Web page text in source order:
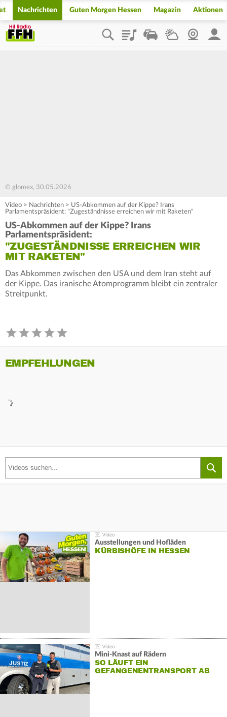
Nachrichten Guten Morgen Hessen Magazin Aktionen
PlaylistStaupilotWetterWebcam
© glomex, 30.05.2026
Video > Nachrichten > US-Abkommen auf der Kippe? Irans
Parlamentspräsident: "Zugeständnisse erreichen wir mit Raketen"
US-Abkommen auf der Kippe? Irans
Parlamentspräsident:
"ZUGESTÄNDNISSE ERREICHEN WIR
MIT RAKETEN"
Das Abkommen zwischen den USA und dem Iran steht auf
der Kippe. Das iranische Atomprogramm bleibt ein zentraler
Streitpunkt.
EMPFEHLUNGEN
Ausstellungen und Hofläden
KÜRBISHÖFE IN HESSEN
Mini-Knast auf Rädern
SO LÄUFT EIN
GEFANGENENTRANSPORT AB